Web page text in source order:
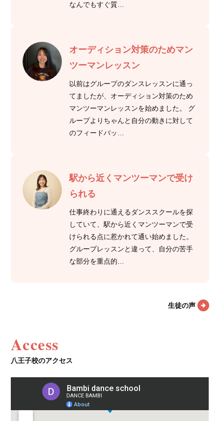
なんでもすぐ質…
オーディション対策のためマン
ツーマンレッスン
以前はグループのダンスレッスンに通っ
てましたが、オーディション対策のため
マンツーマンレッスンを始めました。 グ
ループよりちゃんと自分の動きに対して
のフィードバッ…
駅から近くマンツーマンで受け
られる
仕事終わりに通えるダンススクールを探
していて、駅から近くマンツーマンで受
けられる点に惹かれて通い始めました。
グループレッスンと違って、自分の苦手
な部分を重点的…
生徒の声
Access
八王子校のアクセス